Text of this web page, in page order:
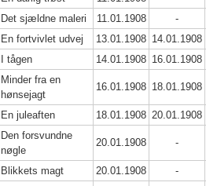
Det sjældne maleri 11.01.1908
-
En fortvivlet udvej 13.01.1908 14.01.1908
I tågen 14.01.1908 16.01.1908
Minder fra en
hønsejagt
16.01.1908 18.01.1908
En juleaften 18.01.1908 20.01.1908
Den forsvundne
nøgle
20.01.1908 -
Blikkets magt 20.01.1908 -